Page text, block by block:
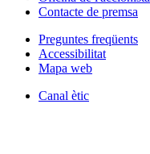
Contacte de premsa
Preguntes freqüents
Accessibilitat
Mapa web
Canal ètic